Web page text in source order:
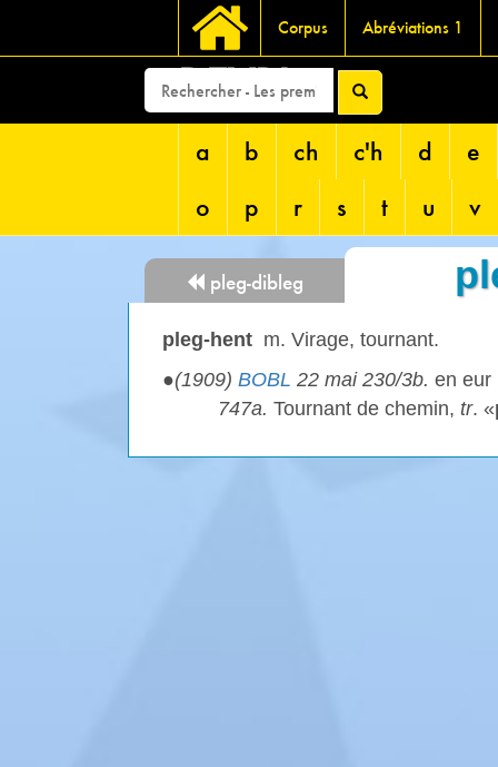
Corpus Abréviations 1
DEVRI
a b ch c'h d
e
o
p r s t u v
pleg-dibleg
pleg-hent m. Virage, tournant.
●(1909) BOBL 22 mai 230/3b. en eur
747a. Tournant de chemin, tr. «